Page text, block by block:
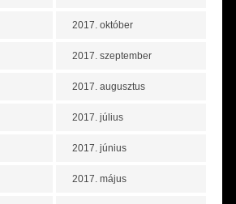
2017. október
2017. szeptember
2017. augusztus
2017. július
2017. június
2017. május